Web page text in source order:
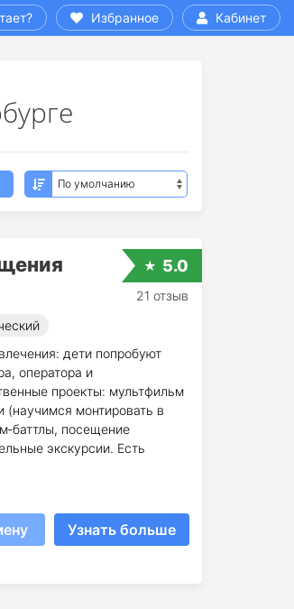
Избранное Кабинет
дети попробуют
оператора и
проекты: мультфильм
монтировать в
посещение
экскурсии. Есть
Узнать больше
5.0
21 отзыв